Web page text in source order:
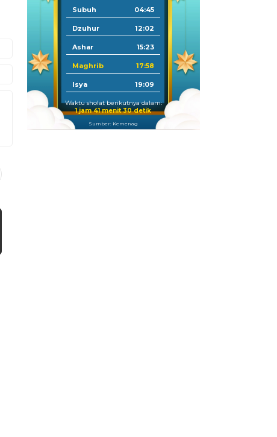
Subuh 04:45
Dzuhur 12:02
Ashar 15:23
Maghrib 17:58
Isya 19:09
Waktu sholat berikutnya dalam:
1 jam 41 menit 29 detik
Sumber: Kemenag